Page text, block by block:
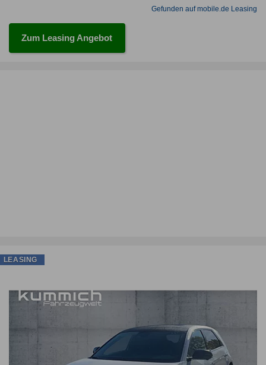
Gefunden auf mobile.de Leasing
Zum Leasing Angebot
LEASING